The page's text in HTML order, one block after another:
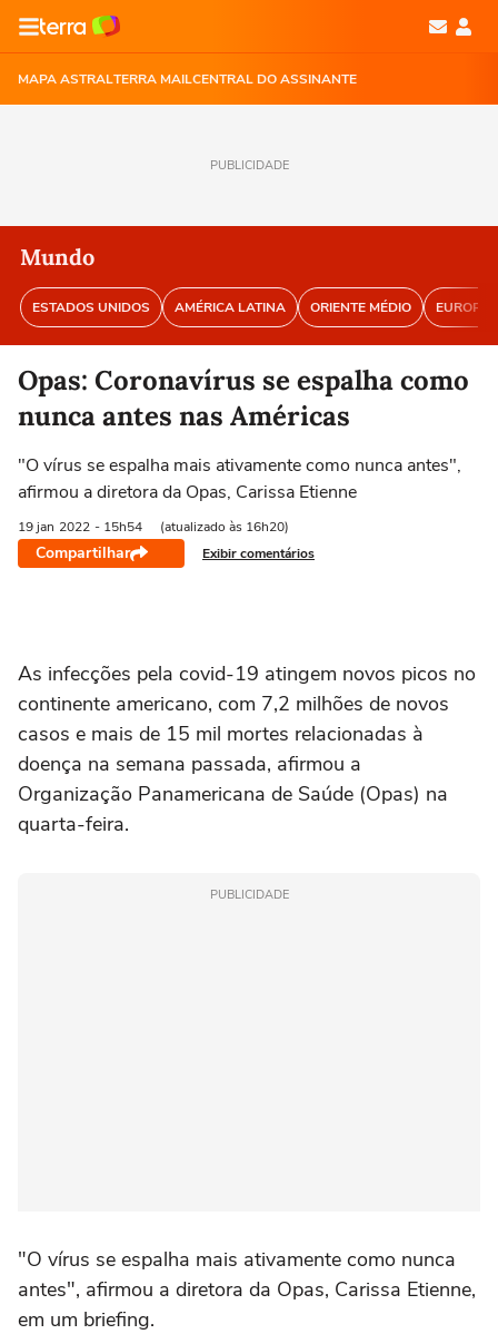
MAPA ASTRALTERRA MAILCENTRAL DO ASSINANTE
PUBLICIDADE
Mundo
ESTADOS UNIDOS AMÉRICA LATINA ORIENTE MÉDIO EUROPA
Opas: Coronavírus se espalha como
nunca antes nas Américas
"O vírus se espalha mais ativamente como nunca antes",
afirmou a diretora da Opas, Carissa Etienne
19 jan 2022 - 15h54 (atualizado às 16h20)
Compartilhar Exibir comentários
As infecções pela covid-19 atingem novos picos no
continente americano, com 7,2 milhões de novos
casos e mais de 15 mil mortes relacionadas à
doença na semana passada, afirmou a
Organização Panamericana de Saúde (Opas) na
quarta-feira.
PUBLICIDADE
"O vírus se espalha mais ativamente como nunca
antes", afirmou a diretora da Opas, Carissa Etienne,
em um briefing.